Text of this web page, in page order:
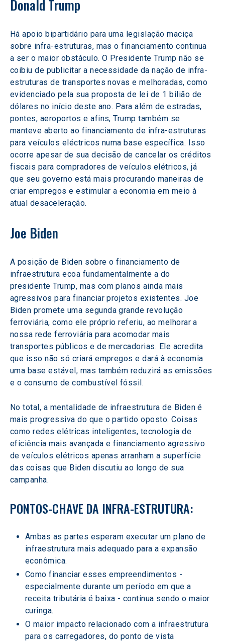
Donald Trump
Há apoio bipartidário para uma legislação maciça
sobre infra-estruturas, mas o financiamento continua
a ser o maior obstáculo. O Presidente Trump não se
coibiu de publicitar a necessidade da nação de infra-
estruturas de transportes novas e melhoradas, como
evidenciado pela sua proposta de lei de 1 bilião de
dólares no início deste ano. Para além de estradas,
pontes, aeroportos e afins, Trump também se
manteve aberto ao financiamento de infra-estruturas
para veículos eléctricos numa base específica. Isso
ocorre apesar de sua decisão de cancelar os créditos
fiscais para compradores de veículos elétricos, já
que seu governo está mais procurando maneiras de
criar empregos e estimular a economia em meio à
atual desaceleração.
Joe Biden
A posição de Biden sobre o financiamento de
infraestrutura ecoa fundamentalmente a do
presidente Trump, mas com planos ainda mais
agressivos para financiar projetos existentes. Joe
Biden promete uma segunda grande revolução
ferroviária, como ele próprio referiu, ao melhorar a
nossa rede ferroviária para acomodar mais
transportes públicos e de mercadorias. Ele acredita
que isso não só criará empregos e dará à economia
uma base estável, mas também reduzirá as emissões
e o consumo de combustível fóssil.
No total, a mentalidade de infraestrutura de Biden é
mais progressiva do que o partido oposto. Coisas
como redes elétricas inteligentes, tecnologia de
eficiência mais avançada e financiamento agressivo
de veículos elétricos apenas arranham a superfície
das coisas que Biden discutiu ao longo de sua
campanha.
PONTOS-CHAVE DA INFRA-ESTRUTURA:
Ambas as partes esperam executar um plano de
infraestrutura mais adequado para a expansão
econômica.
Como financiar esses empreendimentos -
especialmente durante um período em que a
receita tributária é baixa - continua sendo o maior
curinga.
O maior impacto relacionado com a infraestrutura
para os carregadores, do ponto de vista